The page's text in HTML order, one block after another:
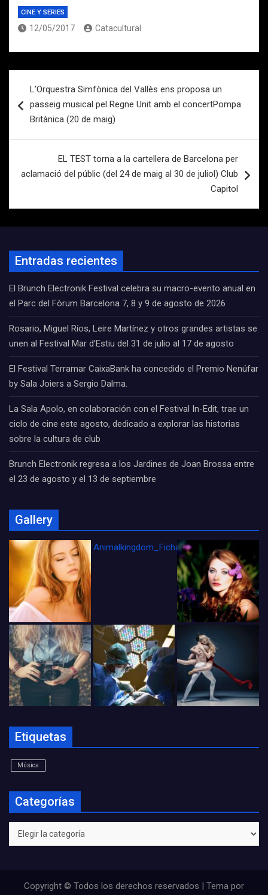
CINE Y SERIES
12/05/2017 Catacultural
de
entradas
L’Orquestra Simfònica del Vallès ens proposa un
passeig musical pel Regne Unit amb el concertPompa
Britànica (20 de maig)
EL TEST torna a la cartellera de Barcelona per
aclamació del públic (del 24 de maig al 30 de juliol) Club
Capitol
Entradas recientes
El Brunch Electronik Festival celebra su macro-evento anual en
el Parc del Fòrum Barcelona 7, 8 y 9 de agosto de 2026
Rosario, Miguel Ríos, Leire Martínez y otros grandes artistas se
unen al Festival Mar d’Estiu del 31 de julio al 17 de agosto
El Festival Terramar CaixaBank ha concedido el Premio Nenúfar
by Sala Joiers a Sergio Dalma.
La Sala Apolo, en colaboración con el Festival In-Edit, trae un
ciclo de cine este agosto, dedicado a explorar las historias
sobre la cultura de club
Brunch Electronik regresa a los Jardines de Joan Brossa entre
el 23 de agosto y el 13 de septiembre
Gallery
Animalkingdom_FichaCine
Etiquetas
Música
Categorías
Categorías
Copyright © Todos los derechos reservados | Tema por